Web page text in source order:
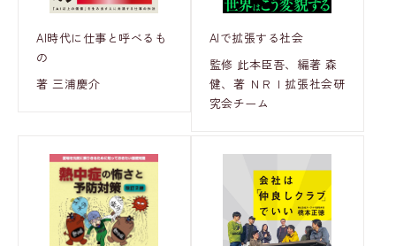
AI時代に仕事と呼べるも
の
著 三浦慶介
AIで拡張する社会
監修 此本臣吾、編著 森
健、著 ＮＲＩ拡張社会研
究会チーム